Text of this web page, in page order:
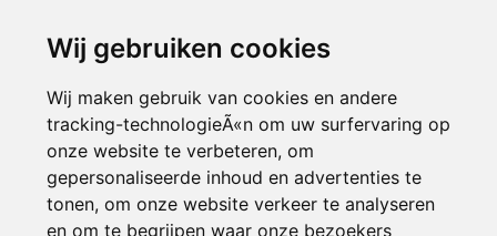
Wij gebruiken cookies
Wij maken gebruik van cookies en andere
tracking-technologieÃ«n om uw surfervaring op
onze website te verbeteren, om
gepersonaliseerde inhoud en advertenties te
tonen, om onze website verkeer te analyseren
en om te begrijpen waar onze bezoekers